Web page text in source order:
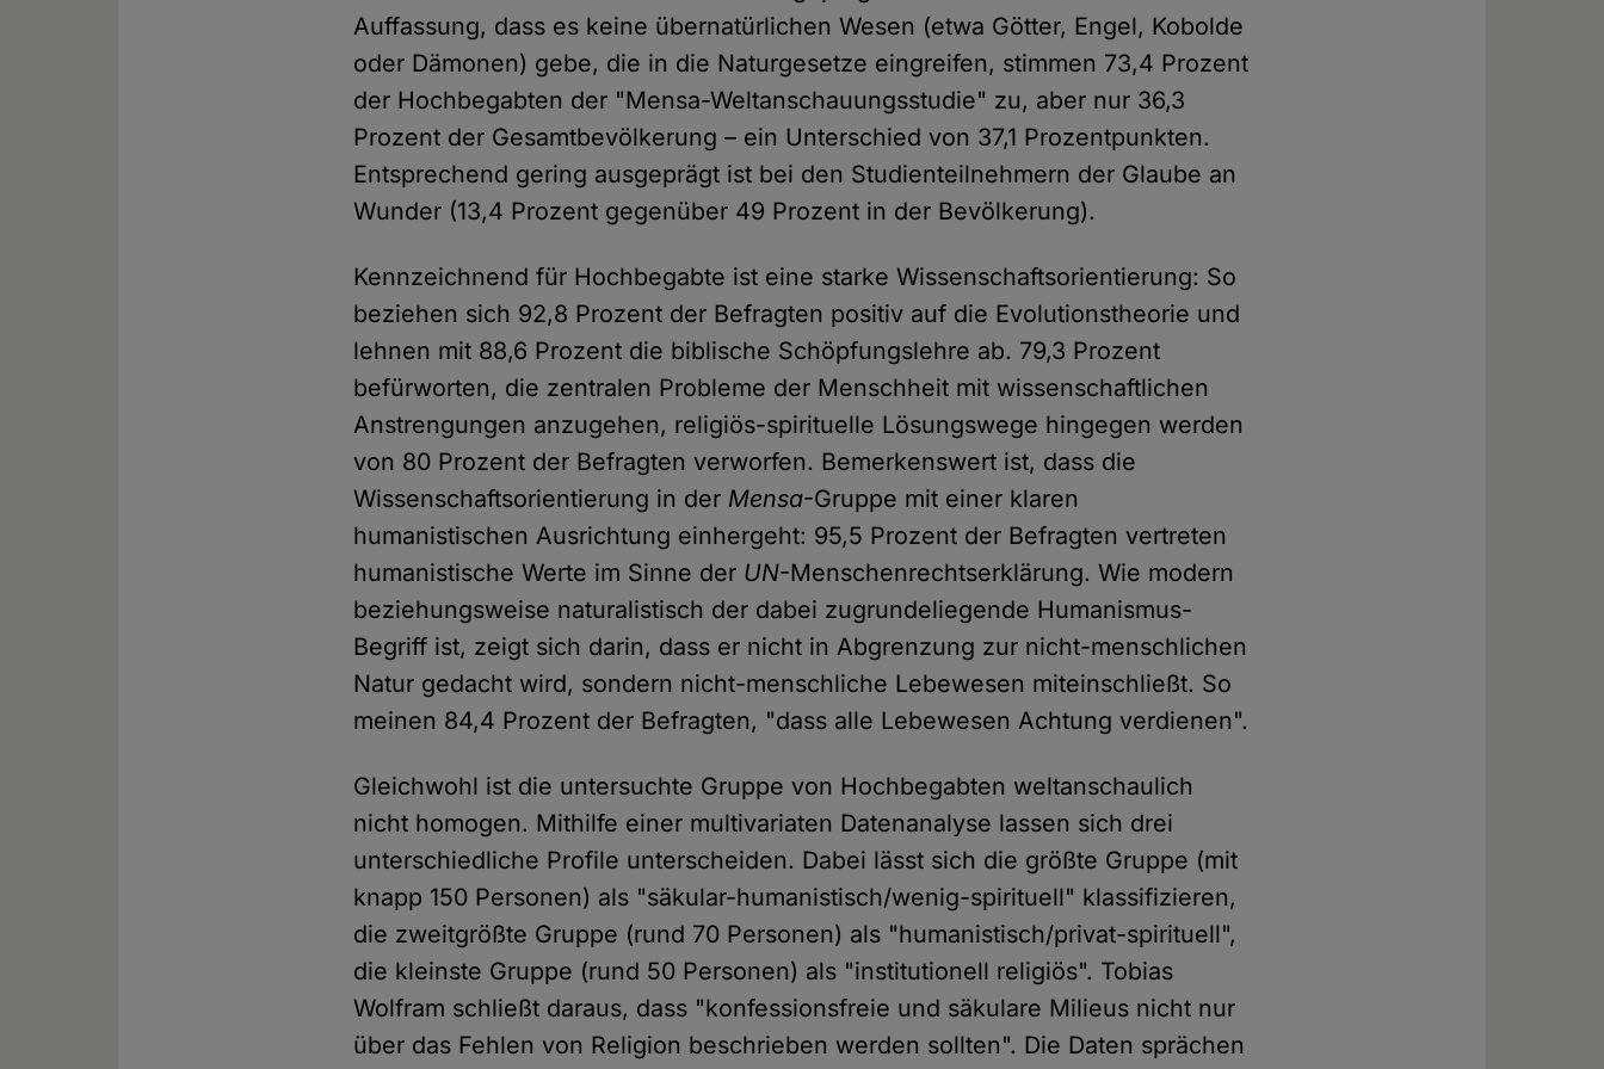
Auffassung, dass es keine übernatürlichen Wesen (etwa Götter, Engel, Kobolde
oder Dämonen) gebe, die in die Naturgesetze eingreifen, stimmen 73,4 Prozent
der Hochbegabten der "Mensa-Weltanschauungsstudie" zu, aber nur 36,3
Prozent der Gesamtbevölkerung – ein Unterschied von 37,1 Prozentpunkten.
Entsprechend gering ausgeprägt ist bei den Studienteilnehmern der Glaube an
Wunder (13,4 Prozent gegenüber 49 Prozent in der Bevölkerung).
Kennzeichnend für Hochbegabte ist eine starke Wissenschaftsorientierung: So
beziehen sich 92,8 Prozent der Befragten positiv auf die Evolutionstheorie und
lehnen mit 88,6 Prozent die biblische Schöpfungslehre ab. 79,3 Prozent
befürworten, die zentralen Probleme der Menschheit mit wissenschaftlichen
Anstrengungen anzugehen, religiös-spirituelle Lösungswege hingegen werden
von 80 Prozent der Befragten verworfen. Bemerkenswert ist, dass die
Wissenschaftsorientierung in der Mensa-Gruppe mit einer klaren
humanistischen Ausrichtung einhergeht: 95,5 Prozent der Befragten vertreten
humanistische Werte im Sinne der UN-Menschenrechtserklärung. Wie modern
beziehungsweise naturalistisch der dabei zugrundeliegende Humanismus-
Begriff ist, zeigt sich darin, dass er nicht in Abgrenzung zur nicht-menschlichen
Natur gedacht wird, sondern nicht-menschliche Lebewesen miteinschließt. So
meinen 84,4 Prozent der Befragten, "dass alle Lebewesen Achtung verdienen".
Gleichwohl ist die untersuchte Gruppe von Hochbegabten weltanschaulich
nicht homogen. Mithilfe einer multivariaten Datenanalyse lassen sich drei
unterschiedliche Profile unterscheiden. Dabei lässt sich die größte Gruppe (mit
knapp 150 Personen) als "säkular-humanistisch/wenig-spirituell" klassifizieren,
die zweitgrößte Gruppe (rund 70 Personen) als "humanistisch/privat-spirituell",
die kleinste Gruppe (rund 50 Personen) als "institutionell religiös". Tobias
Wolfram schließt daraus, dass "konfessionsfreie und säkulare Milieus nicht nur
über das Fehlen von Religion beschrieben werden sollten". Die Daten sprächen